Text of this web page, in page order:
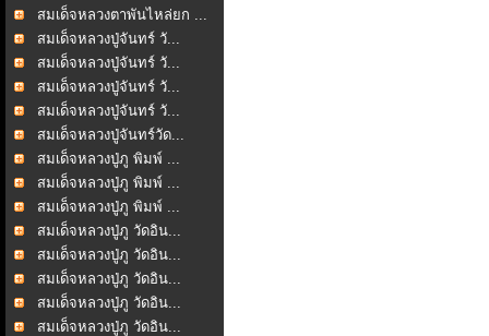
สมเด็จหลวงตาพันไหล่ยก ...
สมเด็จหลวงปู่จันทร์ วั...
สมเด็จหลวงปู่จันทร์ วั...
สมเด็จหลวงปู่จันทร์ วั...
สมเด็จหลวงปู่จันทร์ วั...
สมเด็จหลวงปู่จันทร์วัด...
สมเด็จหลวงปู่ภู พิมพ์ ...
สมเด็จหลวงปู่ภู พิมพ์ ...
สมเด็จหลวงปู่ภู พิมพ์ ...
สมเด็จหลวงปู่ภู วัดอิน...
สมเด็จหลวงปู่ภู วัดอิน...
สมเด็จหลวงปู่ภู วัดอิน...
สมเด็จหลวงปู่ภู วัดอิน...
สมเด็จหลวงปู่ภู วัดอิน...